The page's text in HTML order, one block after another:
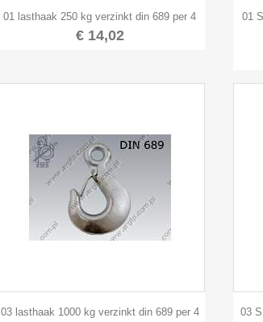
 Snel bekijken
01 lasthaak 250 kg verzinkt din 689 per 4
€ 14,02
01
 Snel bekijken
03 lasthaak 1000 kg verzinkt din 689 per 4
03